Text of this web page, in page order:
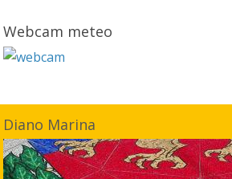
Webcam meteo
Diano Marina